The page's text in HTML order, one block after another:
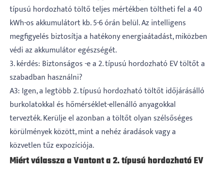
típusú hordozható töltő teljes mértékben töltheti fel a 40
kWh-os akkumulátort kb. 5-6 órán belül. Az intelligens
megfigyelés biztosítja a hatékony energiaátadást, miközben
védi az akkumulátor egészségét.
3. kérdés: Biztonságos -e a 2. típusú hordozható EV töltőt a
szabadban használni?
A3: Igen, a legtöbb 2. típusú hordozható töltőt időjárásálló
burkolatokkal és hőmérséklet-ellenálló anyagokkal
tervezték. Kerülje el azonban a töltőt olyan szélsőséges
körülmények között, mint a nehéz áradások vagy a
közvetlen tűz expozíciója.
Miért válassza a Vantont a 2. típusú hordozható EV